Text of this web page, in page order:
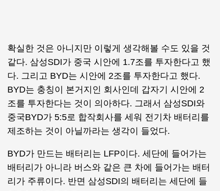
확실한 것은 아니지만 이렇게 생각해볼 수도 있을 것
같다. 삼성SDI가 중국 시안에 1.7조를 투자한다고 했
다. 그리고 BYD는 시안에 2조를 투자한다고 했다.
BYD는 충칭이 본거지인 회사인데 갑자기 시안에 2
조를 투자한다는 것이 의아하다. 그래서 삼성SDI와
중국BYD가 5:5로 합작회사를 세워 전기차 배터리를
제조하는 것이 아닐까라는 생각이 들었다.
BYD가 만드는 배터리는 LFP이다. 세단에 들어가는
배터리가 아니라 버스와 같은 큰 차에 들어가는 배터
리가 주류이다. 반면 삼성SDI의 배터리는 세단에 들